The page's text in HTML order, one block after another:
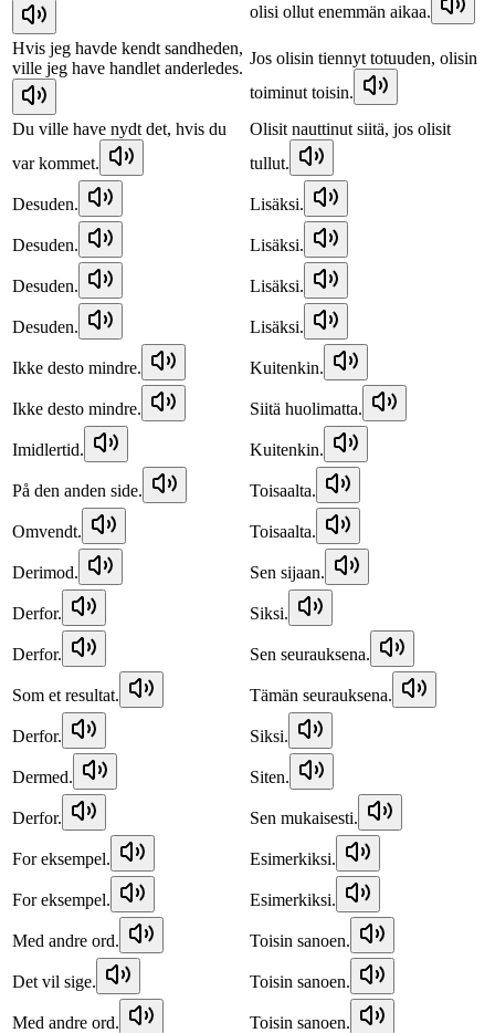
olisi ollut enemmän aikaa.
Hvis jeg havde kendt sandheden,
ville jeg have handlet anderledes.
Jos olisin tiennyt totuuden, olisin
toiminut toisin.
Du ville have nydt det, hvis du
var kommet.
Olisit nauttinut siitä, jos olisit
tullut.
Desuden. Lisäksi.
Desuden. Lisäksi.
Desuden. Lisäksi.
Desuden. Lisäksi.
Ikke desto mindre. Kuitenkin.
Ikke desto mindre. Siitä huolimatta.
Imidlertid. Kuitenkin.
På den anden side. Toisaalta.
Omvendt. Toisaalta.
Derimod. Sen sijaan.
Derfor. Siksi.
Derfor. Sen seurauksena.
Som et resultat. Tämän seurauksena.
Derfor. Siksi.
Dermed. Siten.
Derfor. Sen mukaisesti.
For eksempel. Esimerkiksi.
For eksempel. Esimerkiksi.
Med andre ord. Toisin sanoen.
Det vil sige. Toisin sanoen.
Med andre ord. Toisin sanoen.